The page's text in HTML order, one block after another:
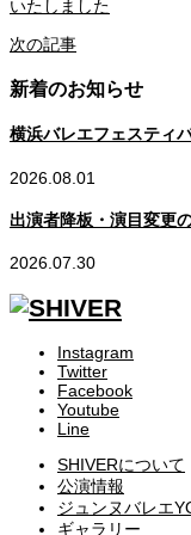
いたしました
次の記事
新着のお知らせ
横浜バレエフェスティ
2026.08.01
出演者降板・演目変更
2026.07.30
Instagram
Twitter
Facebook
Youtube
Line
SHIVERについて
公演情報
ジュンヌバレエ
ギャラリー